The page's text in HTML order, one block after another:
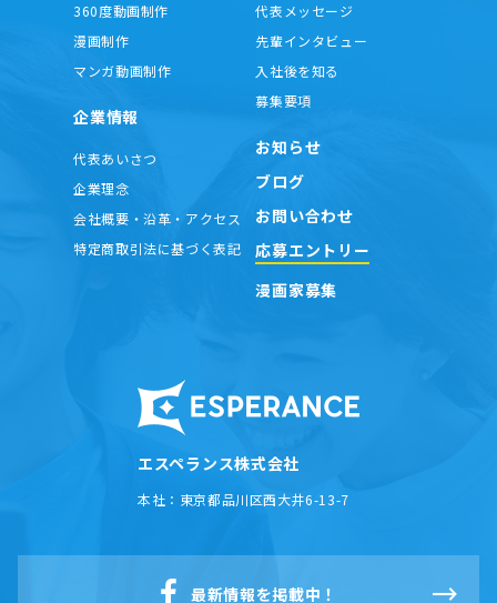
エスペランス株式会社
本社： 東京都品川区西大井6-13-7
360度動画制作
漫画制作
マンガ動画制作
企業情報
代表あいさつ
企業理念
会社概要・沿革・アクセス
特定商取引法に基づく表記
代表メッセージ
先輩インタビュー
入社後を知る
募集要項
お知らせ
ブログ
お問い合わせ
応募エントリー
漫画家募集
最新情報を掲載中！